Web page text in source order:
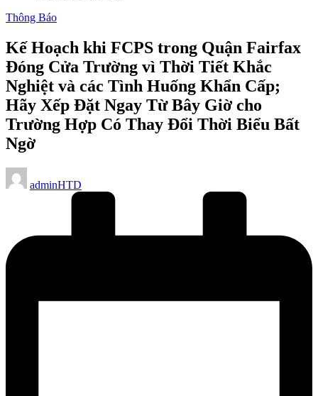
Posted
Thông Báo
Kế Hoạch khi FCPS trong Quận Fairfax
Đóng Cửa Trường vì Thời Tiết Khắc
Nghiệt và các Tình Huống Khẩn Cấp;
Hãy Xếp Đặt Ngay Từ Bây Giờ cho
Trường Hợp Có Thay Đổi Thời Biểu Bất
Ngờ
Posted
by
adminHTD